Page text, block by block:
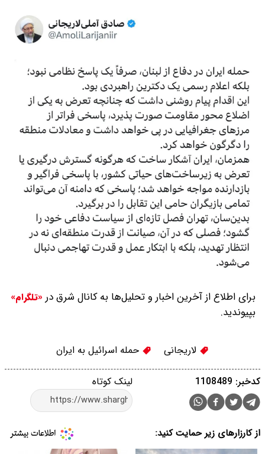
برای اطلاع از آخرین اخبار و تحلیل‌ها به کانال شرق در «تلگرام»
بپیوندید.
لاریجانی حمله اسرائیل به ایران
لینک کوتاه کدخبر: 1108489
از کارزارهای زیر حمایت کنید: